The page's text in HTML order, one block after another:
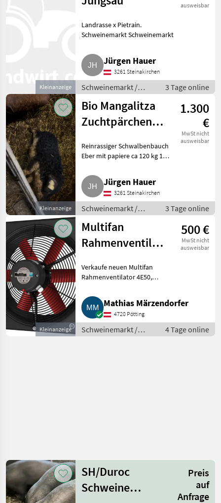
Kleinanzeige
ausweisbar
Landrasse x Pietrain.
Schweinemarkt Schweinemarkt
Jürgen Hauer
3261 Steinakirchen
Schweinemarkt /
Schweinemarkt
3 Tage online
Kleinanzeige
Bio Mangalitza
Zuchtpärchen
1.300
€
MwSt nicht
ausweisbar
Reinrassiger Schwalbenbauch
Eber mit papiere ca 120 kg 1
Mangalitza Sau OHNE papiere ca
150 kg 2 jährig Sind blutsfremd
nur für Mastferkel
Jürgen Hauer
3261 Steinakirchen
Schweinemarkt /
Schweinemarkt
3 Tage online
Kleinanzeige
Multifan
Rahmenventilator
500 €
MwSt nicht
ausweisbar
Verkaufe neuen Multifan
Rahmenventilator 4E50,
Schweinemarkt Zubehör
Schweinehaltung
Mathias Märzendorfer
4720 Pötting
Schweinemarkt /
Zubehör
4 Tage online
SH/Duroc
Schweine
Preis
auf
Anfrage